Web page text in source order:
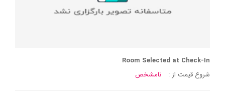
Room Selected at Check-In
شروع قیمت از :
نامشخص